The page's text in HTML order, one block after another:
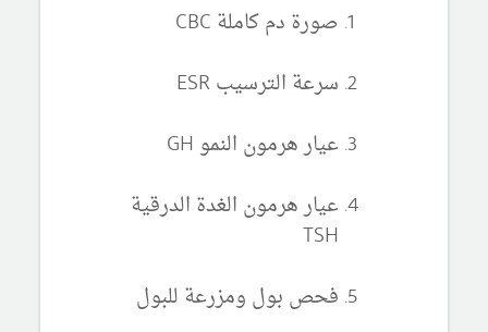
صورة دم كاملة CBC
سرعة الترسيب ESR
عيار هرمون النمو GH
عيار هرمون الغدة الدرقية
TSH
فحص بول ومزرعة للبول